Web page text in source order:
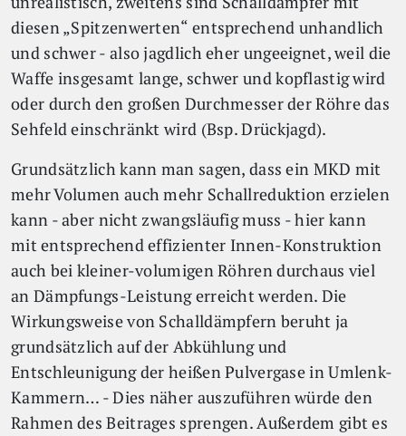
diesen „Spitzenwerten“ entsprechend unhandlich
und schwer - also jagdlich eher ungeeignet, weil die
Waffe insgesamt lange, schwer und kopflastig wird
oder durch den großen Durchmesser der Röhre das
Sehfeld einschränkt wird (Bsp. Drückjagd).
Grundsätzlich kann man sagen, dass ein MKD mit
mehr Volumen auch mehr Schallreduktion erzielen
kann - aber nicht zwangsläufig muss - hier kann
mit entsprechend effizienter Innen-Konstruktion
auch bei kleiner-volumigen Röhren durchaus viel
an Dämpfungs-Leistung erreicht werden. Die
Wirkungsweise von Schalldämpfern beruht ja
grundsätzlich auf der Abkühlung und
Entschleunigung der heißen Pulvergase in Umlenk-
Kammern… - Dies näher auszuführen würde den
Rahmen des Beitrages sprengen. Außerdem gibt es